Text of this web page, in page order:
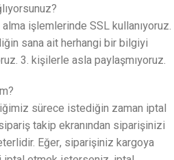
işlemlerinde SSL kullanıyoruz.
sana ait herhangi bir bilgiyi
3. kişilerle asla paylaşmıyoruz.
sürece istediğin zaman iptal
takip ekranından siparişinizi
Eğer, siparişiniz kargoya